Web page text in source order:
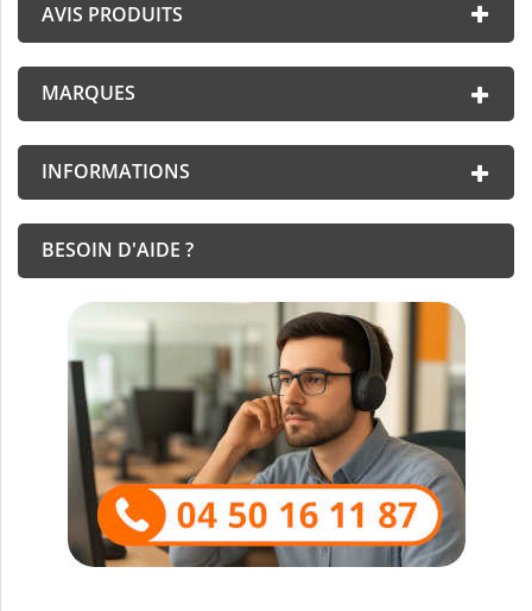
AVIS PRODUITS
MARQUES
INFORMATIONS
BESOIN D'AIDE ?